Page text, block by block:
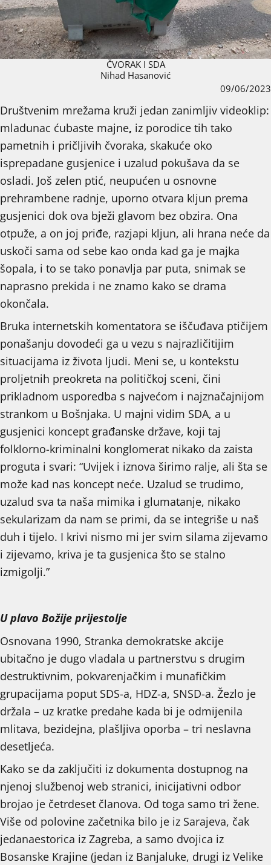
ČVORAK I SDA
Nihad Hasanović
09/06/2023
Društvenim mrežama kruži jedan zanimljiv videoklip:
mladunac ćubaste majne, iz porodice tih tako
pametnih i pričljivih čvoraka, skakuće oko
isprepadane gusjenice i uzalud pokušava da se
osladi. Još zelen ptić, neupućen u osnovne
prehrambene radnje, uporno otvara kljun prema
gusjenici dok ova bježi glavom bez obzira. Ona
otpuže, a on joj priđe, razjapi kljun, ali hrana neće da
uskoči sama od sebe kao onda kad ga je majka
šopala, i to se tako ponavlja par puta, snimak se
naprasno prekida i ne znamo kako se drama
okončala.
Bruka internetskih komentatora se iščuđava ptičijem
ponašanju dovodeći ga u vezu s najrazličitijim
situacijama iz života ljudi. Meni se, u kontekstu
proljetnih preokreta na političkoj sceni, čini
prikladnom usporedba s najvećom i najznačajnijom
strankom u Bošnjaka. U majni vidim SDA, a u
gusjenici koncept građanske države, koji taj
folklorno-kriminalni konglomerat nikako da zaista
proguta i svari: “Uvijek i iznova širimo ralje, ali šta se
može kad nas koncept neće. Uzalud se trudimo,
uzalud sva ta naša mimika i glumatanje, nikako
sekularizam da nam se primi, da se integriše u naš
duh i tijelo. I krivi nismo mi jer svim silama zijevamo
i zijevamo, kriva je ta gusjenica što se stalno
izmigolji.”
U plavo Božije prijestolje
Osnovana 1990, Stranka demokratske akcije
ubitačno je dugo vladala u partnerstvu s drugim
destruktivnim, pokvarenjačkim i munafičkim
grupacijama poput SDS-a, HDZ-a, SNSD-a. Žezlo je
držala – uz kratke predahe kada bi je odmijenila
mlitava, bezidejna, plašljiva oporba – tri neslavna
desetljeća.
Kako se da zaključiti iz dokumenta dostupnog na
njenoj službenoj web stranici, inicijativni odbor
brojao je četrdeset članova. Od toga samo tri žene.
Više od polovine začetnika bilo je iz Sarajeva, čak
jedanaestorica iz Zagreba, a samo dvojica iz
Bosanske Krajine (jedan iz Banjaluke, drugi iz Velike